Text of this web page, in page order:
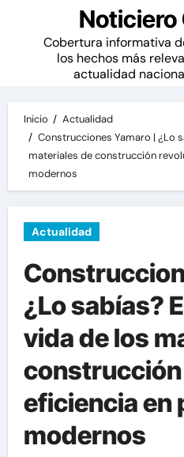
Noticiero
Cobertura informativa
los hechos más
actualidad
Inicio
Actualidad
Construcciones Yamaro | ¿Lo
materiales de construcción
modernos
Actualidad
¿Lo sabías?
vida de los
eficiencia en
modernos